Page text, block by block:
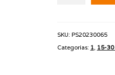
SKU: PS20230065
Categorías: 1, 15-